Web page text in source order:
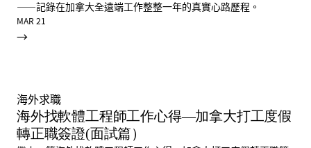
——記錄在加拿大全遠端工作整整一年的真實心路歷程。
MAR 21
→
海外求職
海外找軟體工程師工作心得—加拿大打工度假
轉正職簽證(面試篇）